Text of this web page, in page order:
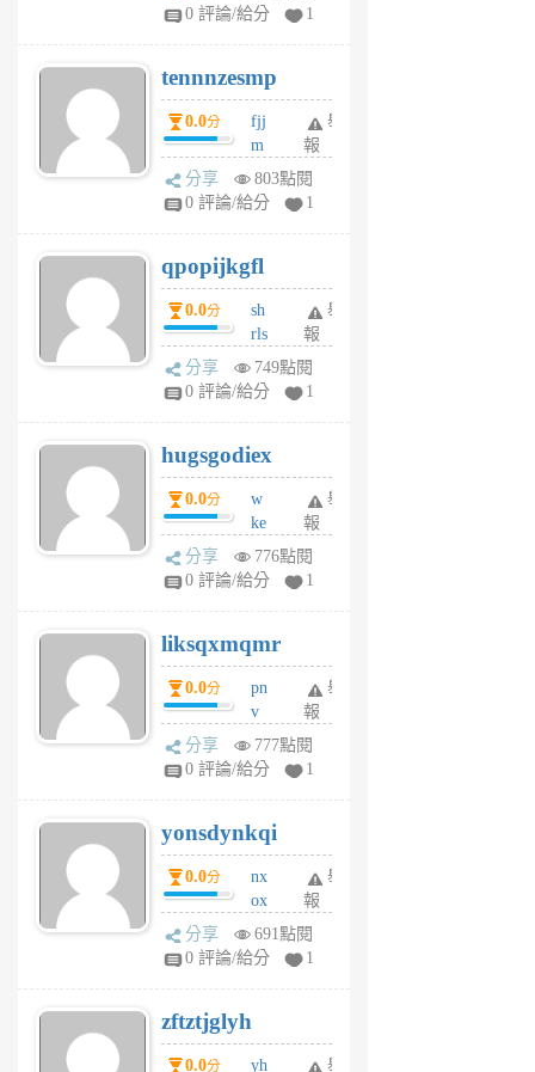
sr
6
個
月
前
0 評論/給分
1
tennnzesmp
0.0分
fjj
m
w
rs
6
個
月
前
舉
報
分享
803點閱
0 評論/給分
1
qpopijkgfl
0.0分
sh
rls
k
m
6
個
月
前
舉
報
分享
749點閱
0 評論/給分
1
hugsgodiex
0.0分
w
ke
rv
pj
6
個
月
前
舉
報
分享
776點閱
0 評論/給分
1
liksqxmqmr
0.0分
pn
v
wt
sv
6
個
月
前
舉
報
分享
777點閱
0 評論/給分
1
yonsdynkqi
0.0分
nx
ox
rh
pe
月
前
舉
報
分享
691點閱
0 評論/給分
1
zftztjglyh
0.0分
yh
舉